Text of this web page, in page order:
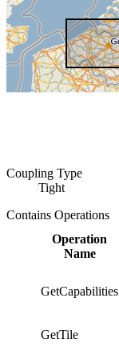
Coupling Type
Tight
Contains Operations
Operation
Name
GetCapabilities
GetTile